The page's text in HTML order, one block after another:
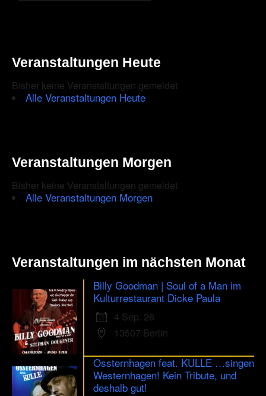
Veranstaltungen Heute
Bisher keine Veranstaltungen gemeldet
Alle Veranstaltungen Heute
Veranstaltungen Morgen
Bisher keine Veranstaltungen gemeldet
Alle Veranstaltungen Morgen
Veranstaltungen im nächsten Monat
Billy Goodman | Soul of a Man im
Kulturrestaurant Dicke Paula
4 Sep. 26
13507 Berlin
Ossternhagen feat. KULLE …singen
Westernhagen! Kein Tribute, und
deshalb gut!